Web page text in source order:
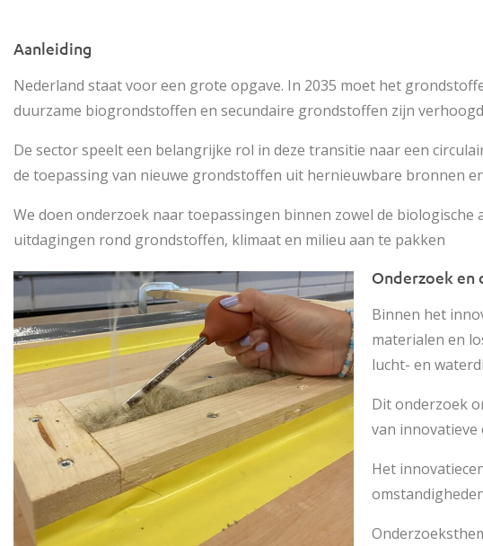
Aanleiding
Nederland staat voor een grote opgave. In 2035 moet het
duurzame biogrondstoffen en secundaire grondstoffen zijn
De sectorspeelt een belangrijke rol in deze transitie naareen
de toepassing van nieuwe grondstoffen uit hernieuwbare bronnen
We doen onderzoek naar toepassingen binnen zowel de biologische
uitdagingen rond grondstoffen, klimaat en milieu aan te pakken
Onderzoek en
Binnen het
materialen en
lucht- en
Dit onderzoek
van
Het